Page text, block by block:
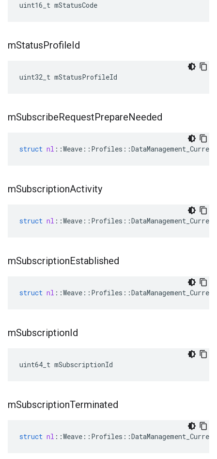
uint16_t mStatusCode
mStatusProfileId
uint32_t mStatusProfileId
mSubscribeRequestPrepareNeeded
struct nl ::Weave :: Profiles ::DataManagement_Current
mSubscriptionActivity
struct nl ::Weave :: Profiles ::DataManagement_Current
mSubscriptionEstablished
struct nl ::Weave :: Profiles ::DataManagement_Current
mSubscriptionId
uint64_t mSubscriptionId
mSubscriptionTerminated
struct nl ::Weave :: Profiles ::DataManagement_Current